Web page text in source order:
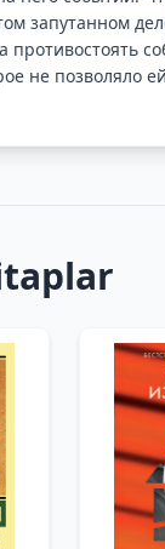
запутанном
противостоять
не позволяло